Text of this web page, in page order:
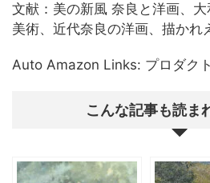
文献：美の新風 奈良と洋画、
美術、近代奈良の洋画、描かれ
Auto Amazon Links: プロダク
こんな記事も読ま